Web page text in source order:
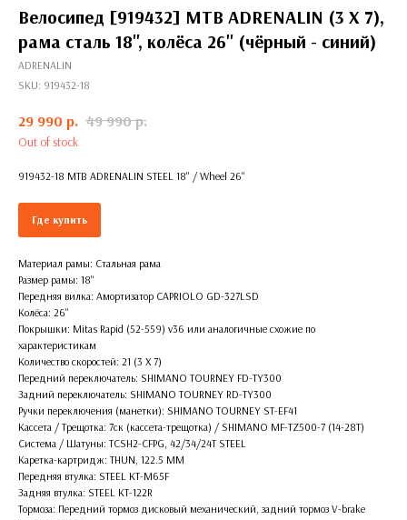
Велосипед [919432] MTB ADRENALIN (3 X 7),
рама сталь 18'', колёса 26'' (чёрный - синий)
ADRENALIN
SKU: 919432-18
29 990 р. 49 990 р.
Out of stock
919432-18 MTB ADRENALIN STEEL 18'' / Wheel 26''
Где купить
Материал рамы: Стальная рама
Размер рамы: 18''
Передняя вилка: Амортизатор CAPRIOLO GD-327LSD
Колёса: 26''
Покрышки: Mitas Rapid (52-559) v36 или аналогичные схожие по
характеристикам
Количество скоростей: 21 (3 X 7)
Передний переключатель: SHIMANO TOURNEY FD-TY300
Задний переключатель: SHIMANO TOURNEY RD-TY300
Ручки переключения (манетки): SHIMANO TOURNEY ST-EF41
Кассета / Трещотка: 7ск (кассета-трещотка) / SHIMANO MF-TZ500-7 (14-28T)
Система / Шатуны: TCSH2-CFPG, 42/34/24T STEEL
Каретка-картридж: THUN, 122.5 MM
Передняя втулка: STEEL KT-M65F
Задняя втулка: STEEL KT-122R
Тормоза: Передний тормоз дисковый механический, задний тормоз V-brake